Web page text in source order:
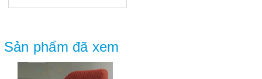
Sản phẩm đã xem